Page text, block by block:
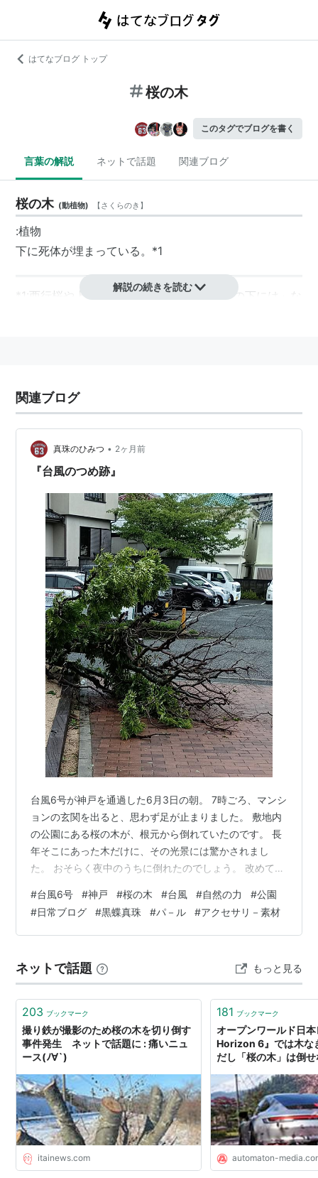
はてなブログ トップ
桜の木
このタグでブログを書く
言葉の解説 ネットで話題 関連ブログ
桜の木 (動植物) 【さくらのき 】
:植物
下に死体が埋まっている。 *1
*1 西行桜や上野の山、梶井基次郎「桜の樹の下には」な
解説の続きを読む
関連ブログ
真珠のひみつ • 2ヶ月前
『台風のつめ跡』
台風6号が神戸を通過した6月3日の朝。 7時ごろ、マンシ
ョンの玄関を出ると、思わず足が止まりました。 敷地内
の公園にある桜の木が、根元から倒れていたのです。 長
年そこにあった木だけに、その光景には驚かされまし
た。 おそらく夜中のうちに倒れたのでしょう。 改めて、
木々も、台風の暴風には耐えられなかったようです。 も
しこれが、子どもたちが公園で遊んでいる昼間だったら
―― そう考えると、ぞっとします。 大きな被害が出なか
が、人にけががなかったことに感謝しなければなりませ
ん。 自然の恵みを受けながら…
#台風6号 #神戸 #桜の木 #台風 #自然の力 #公園
#日常ブログ #黒蝶真珠 #パ－ル #アクセサリ－素材
ネットで話題 もっと見る
203 ブックマーク
撮り鉄が撮影のため桜の木を切り倒す
事件発生 ネットで話題に : 痛いニュ
ース(ﾉ∀`)
itainews.com
181 ブックマーク
オープンワールド日
Horizon 6』では木な
だし「桜の木」は倒
automaton-